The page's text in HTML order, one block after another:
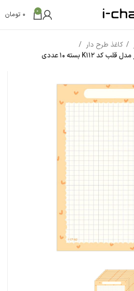
0
0 تومان
کاغذ طرح دار